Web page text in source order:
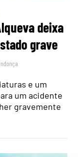
deixa
grave
e um
um acidente
gravemente